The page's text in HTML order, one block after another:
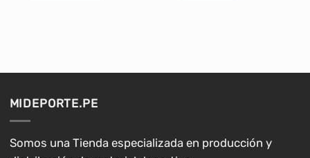
se
pueden
elegir
MIDEPORTE.PE
Somos una Tienda especializada en producción y